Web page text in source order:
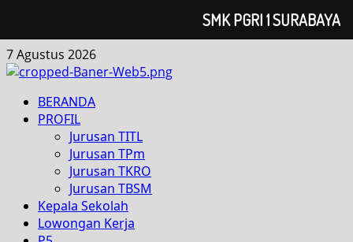
7 Agustus 2026
BERANDA
PROFIL
Jurusan TITL
Jurusan TPm
Jurusan TKRO
Jurusan TBSM
Kepala Sekolah
Lowongan Kerja
SMK PGRI 1 SURABAYA